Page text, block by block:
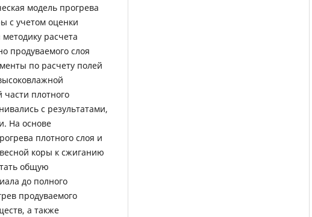
модель прогрева
с учетом оценки
расчета
продуваемого слоя
по расчету полей
плотного
с результатами,
На основе
плотного слоя и
коры к сжиганию
общую
до полного
продуваемого
а также